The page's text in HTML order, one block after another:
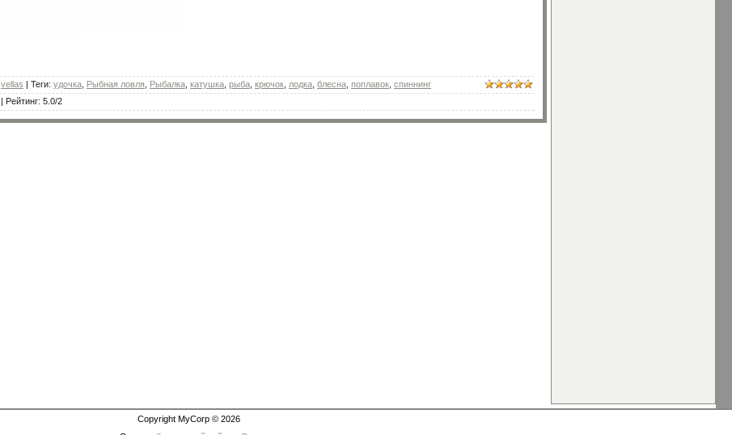
vellas | Теги: удочка Рыбная ловля Рыбалка катушка рыба крючок лодка блесна поплавок спиннинг
| Рейтинг: 5.0/2
Copyright MyCorp © 2026